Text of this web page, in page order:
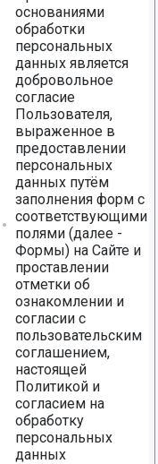
основаниями
обработки
персональных
данных является
добровольное
согласие
Пользователя,
выраженное в
предоставлении
персональных
данных путём
заполнения форм с
соответствующими
полями (далее -
Формы) на Сайте и
проставлении
отметки об
ознакомлении и
согласии с
пользовательским
соглашением,
настоящей
Политикой и
согласием на
обработку
персональных
данных